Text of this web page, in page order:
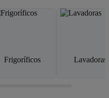
Frigoríficos Lavadoras